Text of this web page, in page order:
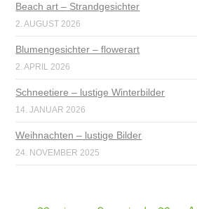
Beach art – Strandgesichter
2. AUGUST 2026
Blumengesichter – flowerart
2. APRIL 2026
Schneetiere – lustige Winterbilder
14. JANUAR 2026
Weihnachten – lustige Bilder
24. NOVEMBER 2025